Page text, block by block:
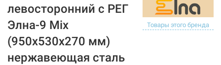
левосторонний с РЕГ
Элна-9 Mix
(950х530х270 мм)
нержавеющая сталь
Товары этого бренда